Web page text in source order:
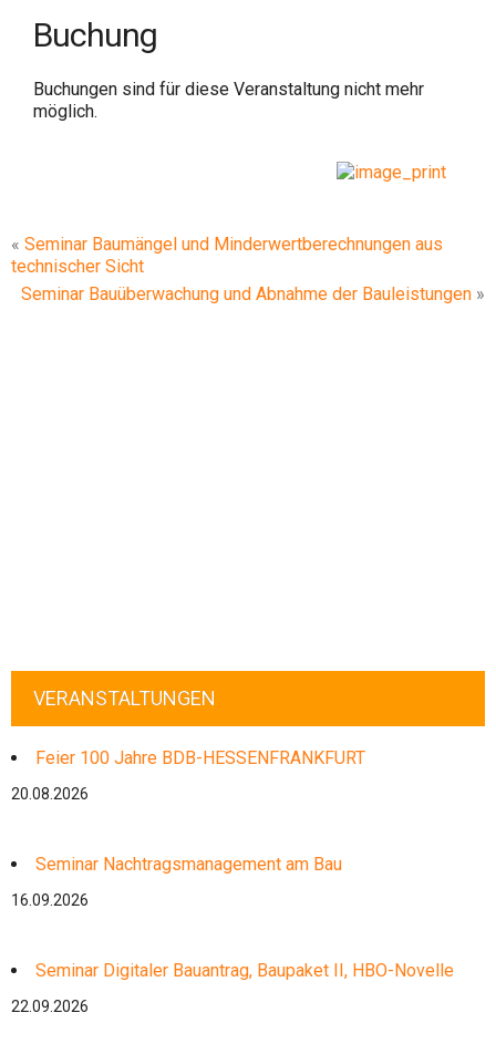
Buchung
Buchungen sind für diese Veranstaltung nicht mehr
möglich.
« Seminar Baumängel und Minderwertberechnungen aus
technischer Sicht
Seminar Bauüberwachung und Abnahme der Bauleistungen »
VERANSTALTUNGEN
Feier 100 Jahre BDB-HESSENFRANKFURT
20.08.2026
Seminar Nachtragsmanagement am Bau
16.09.2026
Seminar Digitaler Bauantrag, Baupaket II, HBO-Novelle
22.09.2026